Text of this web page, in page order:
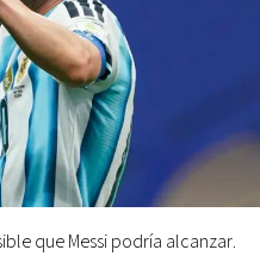
que Messi podría alcanzar.